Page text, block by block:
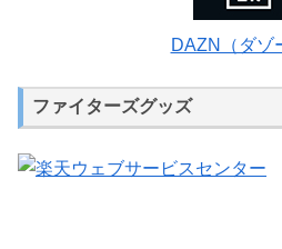
DAZN（ダゾ
ファイターズグッズ